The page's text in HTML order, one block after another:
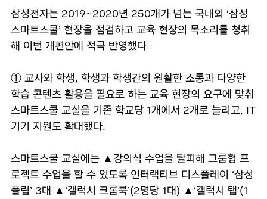
삼성전자는 2019~2020년 250개가 넘는 국내외 ‘삼성
스마트스쿨’ 현장을 점검하고 교육 현장의 목소리를 청취
해 이번 개편안에 적극 반영했다.
① 교사와 학생, 학생과 학생간의 원활한 소통과 다양한
학습 콘텐츠 활용을 필요로 하는 교육 현장의 요구에 맞춰
스마트스쿨 교실을 기존 학교당 1개에서 2개로 늘리고, IT
기기 지원도 확대했다.
스마트스쿨 교실에는 ▲강의식 수업을 탈피해 그룹형 프
로젝트 수업을 할 수 있도록 인터랙티브 디스플레이 ‘삼성
플립’ 3대 ▲‘갤럭시 크롬북’(2명당 1대) ▲‘갤럭시 탭’(1